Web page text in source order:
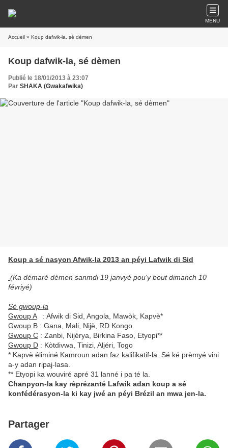
MENU
Accueil » Koup dafwik-la, sé dèmen
Koup dafwik-la, sé dèmen
Publié le 18/01/2013 à 23:07
Par SHAKA (Gwakafwika)
Koup a sé nasyon Afwik-la 2013 an péyi Lafwik di Sid
(Ka démaré dèmen sanmdi 19 janvyé pou'y bout dimanch 10
févriyé)
Sé gwoup-la
Gwoup A: Afwik di Sid, Angola, Mawòk, Kapvè*
Gwoup B : Gana, Mali, Nijè, RD Kongo
Gwoup C : Zanbi, Nijérya, Birkina Faso, Etyopi**
Gwoup D : Kòtdivwa, Tinizi, Aljéri, Togo
* Kapvè éliminé Kamroun adan faz kalifikatif-la. Sé ké prèmyé vini
a-y adan ripaj-lasa.
** Etyopi ka wouviré apré 31 lanné i pa té la.
Chanpyon-la kay rèprézanté Lafwik adan koup a sé
konfédérasyon-la ki kay jwé an péyi Brézil an mwa jen-la.
Partager